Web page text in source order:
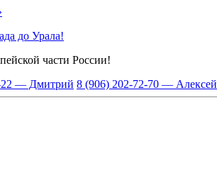
до Урала!
части России!
22 — Дмитрий 8 (906) 202-72-70 — Алексей